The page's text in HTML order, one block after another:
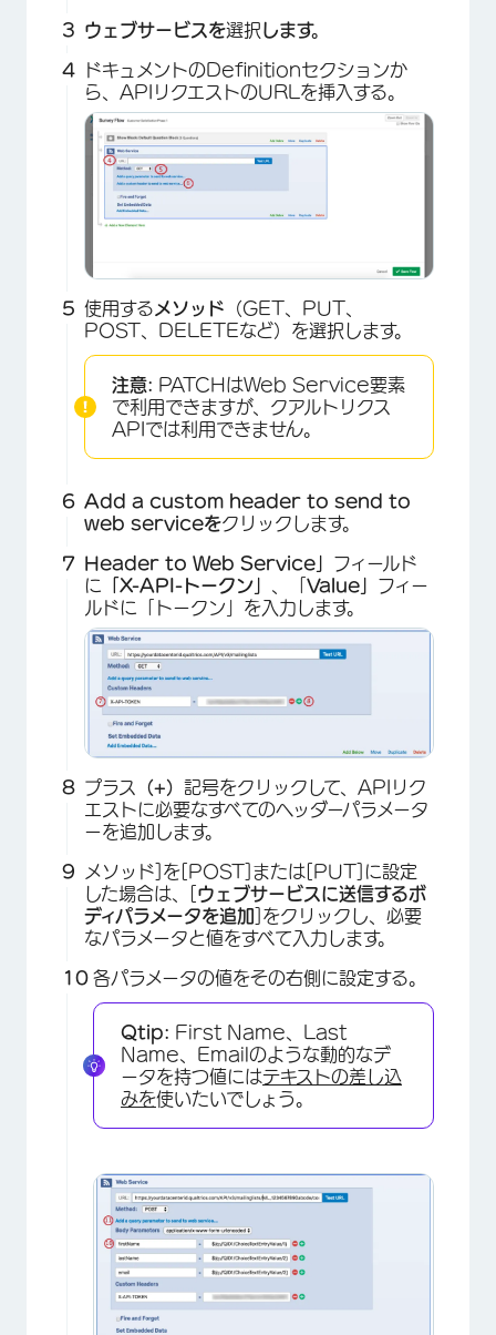
ウェブサービスを選択します。
ドキュメントのDefinitionセクションか
ら、APIリクエストのURLを挿入する。
×
使用する メソッド （GET、PUT、
POST、DELETEなど）を選択します。
注意: PATCHはWeb Service要素
で利用できますが、クアルトリクス
APIでは利用できません。
Add a custom header to send to
web serviceをクリックします。
Header to Web Service」 フィールド
に
「X-API-トークン」 Value」 フィー
ルドに「トークン」を入力します。
プラス （+） 記号をクリックして、APIリク
エストに必要なすべてのヘッダーパラメータ
ーを追加します。
メソッド]を[POST]または[PUT]に設定
した場合は、[ ウェブサービスに送信するボ
ディパラメータを追加 ]をクリックし、必要
なパラメータと値をすべて入力します。
各パラメータの値をその右側に設定する。
Qtip: First Name、Last
Name、Emailのような動的なデ
ータを持つ値にはテキストの差し込
みを使いたいでしょう。